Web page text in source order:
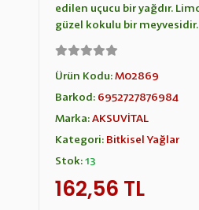
edilen uçucu bir yağdır.
güzel kokulu bir meyvesidir.
Ürün Kodu:M02869
Barkod: 6952727876984
Marka:AKSUVİTAL
Kategori: Bitkisel Yağlar
Stok:13
162,56 TL